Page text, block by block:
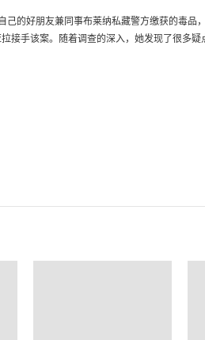
己的好朋友兼同事布莱纳私藏警方缴获的毒
接手该案。随着调查的深入，她发现了很多疑